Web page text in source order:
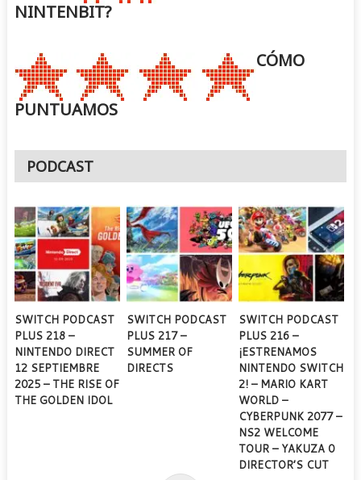
NINTENBIT?
CÓMO
PUNTUAMOS
PODCAST
SWITCH PODCAST
PLUS 218 –
NINTENDO DIRECT
12 SEPTIEMBRE
2025 – THE RISE OF
THE GOLDEN IDOL
SWITCH PODCAST
PLUS 217 –
SUMMER OF
DIRECTS
SWITCH PODCAST
PLUS 216 –
¡ESTRENAMOS
NINTENDO SWITCH
2! – MARIO KART
WORLD –
CYBERPUNK 2077 –
NS2 WELCOME
TOUR – YAKUZA 0
DIRECTOR’S CUT